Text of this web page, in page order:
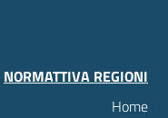
NORMATTIVA REGIONI
Home